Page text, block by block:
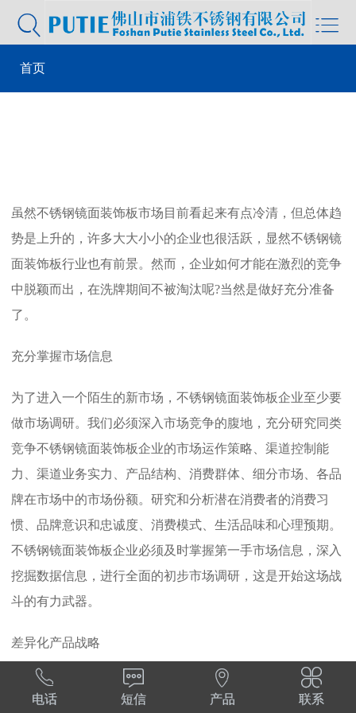


首页
虽然不锈钢镜面装饰板市场目前看起来有点冷清，但总体趋
势是上升的，许多大大小小的企业也很活跃，显然不锈钢镜
面装饰板行业也有前景。然而，企业如何才能在激烈的竞争
中脱颖而出，在洗牌期间不被淘汰呢?当然是做好充分准备
了。
充分掌握市场信息
为了进入一个陌生的新市场，不锈钢镜面装饰板企业至少要
做市场调研。我们必须深入市场竞争的腹地，充分研究同类
竞争不锈钢镜面装饰板企业的市场运作策略、渠道控制能
力、渠道业务实力、产品结构、消费群体、细分市场、各品
牌在市场中的市场份额。研究和分析潜在消费者的消费习
惯、品牌意识和忠诚度、消费模式、生活品味和心理预期。
不锈钢镜面装饰板企业必须及时掌握第一手市场信息，深入
挖掘数据信息，进行全面的初步市场调研，这是开始这场战
斗的有力武器。
差异化产品战略
为了避免在新的市场或地区与知名产品发生冲突，最好采用
差异化的产品策略，特别是对于品牌认知度和影响力较低的

电话

短信

产品

联系